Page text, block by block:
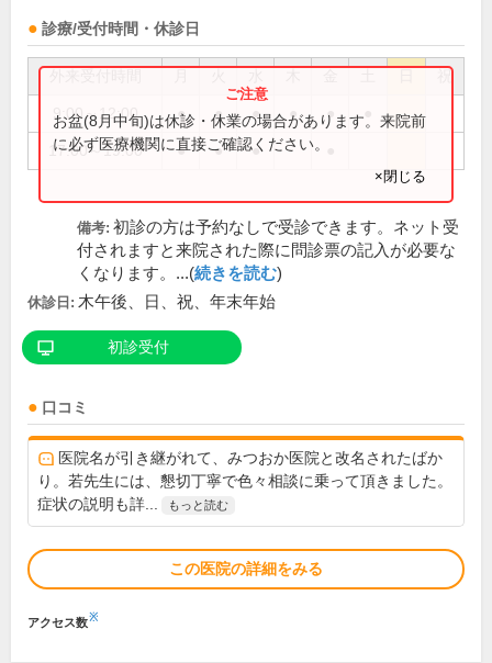
診療/受付時間・休診日
祝
9:00～12:00 ● ● ● ● ●
17:00～19:00 ● ● ●
お盆(8月中旬)は休診・休業の場合があります。来院前
に必ず医療機関に直接ご確認ください。
×閉じる
備考: 初診の方は予約なしで受診できます。ネット受
付されますと来院された際に問診票の記入が必要な
くなります。...(続きを読む)
休診日: 木午後、日、祝、年末年始
初診受付
口コミ
医院名が引き継がれて、みつおか医院と改名されたばか
り。若先生には、懇切丁寧で色々相談に乗って頂きました。
症状の説明も詳...
もっと読む
この医院の詳細をみる
アクセス数※